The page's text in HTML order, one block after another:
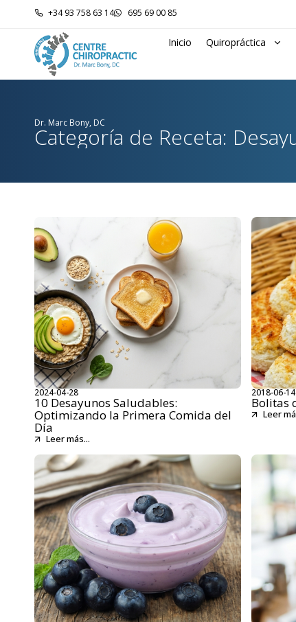
+34 93 758 63 14 695 69 00 85
Inicio Quiropráctica
Dr. Marc Bony, DC
Categoría de Receta:
2024-04-28
10 Desayunos Saludables:
Optimizando la Primera Comida del
Día
Leer más...
2018-06-14
Bolitas
Leer